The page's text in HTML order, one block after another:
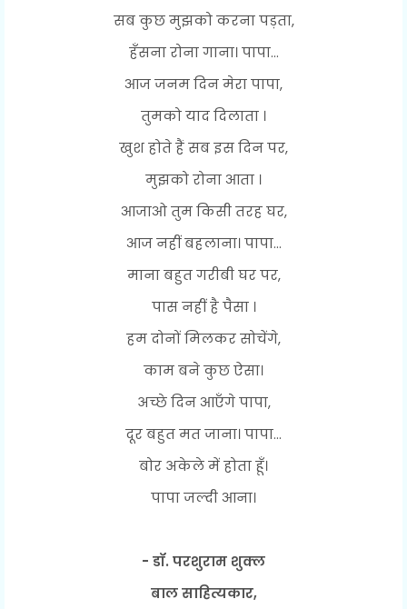
सब कुछ मुझको करना पड़ता,
हँसना रोना गाना। पापा...
आज जनम दिन मेरा पापा,
तुमको याद दिलाता ।
खुश होते हैं सब इस दिन पर,
मुझको रोना आता ।
आजाओ तुम किसी तरह घर,
आज नहीं बहलाना। पापा...
माना बहुत गरीबी घर पर,
पास नहीं है पैसा ।
हम दोनों मिलकर सोचेंगे,
काम बने कुछ ऐसा।
अच्छे दिन आएँगे पापा,
दूर बहुत मत जाना। पापा...
बोर अकेले में होता हूँ।
पापा जल्दी आना।
- डॉ. परशुराम शुक्ल
बाल साहित्यकार,